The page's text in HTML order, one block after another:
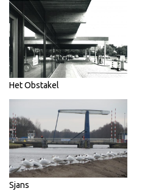
Het Obstakel
Sjans